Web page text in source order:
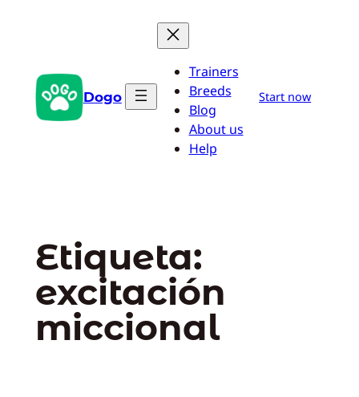
Dogo
Trainers
Breeds
Blog
About us
Help
Start now
Etiqueta:
excitación
miccional